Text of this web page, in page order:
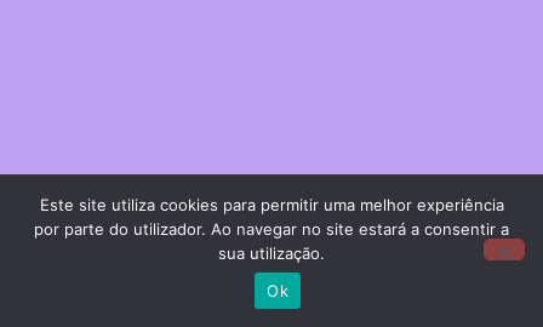
Este site utiliza cookies para permitir uma melhor experiência
por parte do utilizador. Ao navegar no site estará a consentir a
sua utilização.
Ok